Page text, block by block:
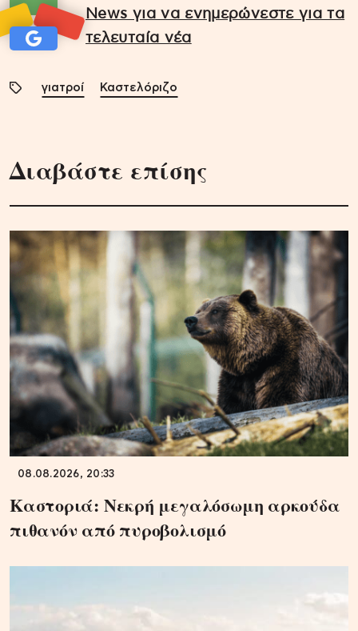
News για να ενημερώνεστε για τα
τελευταία νέα
γιατροί Καστελόριζο
Διαβάστε επίσης
08.08.2026, 20:33
Καστοριά: Νεκρή μεγαλόσωμη αρκούδα
πιθανόν από πυροβολισμό